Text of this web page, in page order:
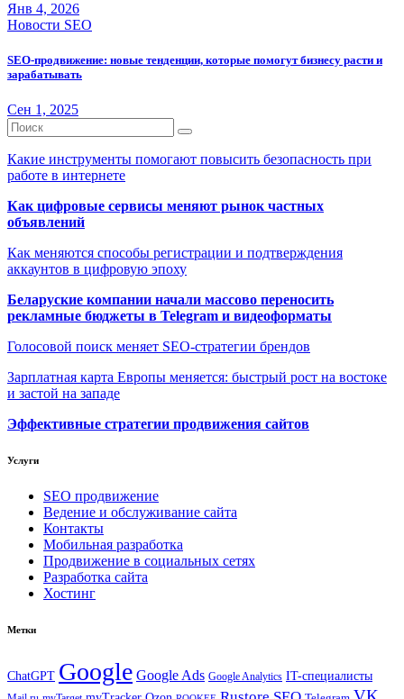
Янв 4, 2026
Новости SEO
SEO-продвижение: новые тенденции, которые помогут бизнесу расти и
зарабатывать
Сен 1, 2025
Какие инструменты помогают повысить безопасность при
работе в интернете
Как цифровые сервисы меняют рынок частных
объявлений
Как меняются способы регистрации и подтверждения
аккаунтов в цифровую эпоху
Беларуские компании начали массово переносить
рекламные бюджеты в Telegram и видеоформаты
Голосовой поиск меняет SEO-стратегии брендов
Зарплатная карта Европы меняется: быстрый рост на востоке
и застой на западе
Эффективные стратегии продвижения сайтов
Услуги
SEO продвижение
Ведение и обслуживание сайта
Контакты
Мобильная разработка
Продвижение в социальных сетях
Разработка сайта
Хостинг
Метки
ChatGPT Google Google Ads Google Analytics IT-специалисты